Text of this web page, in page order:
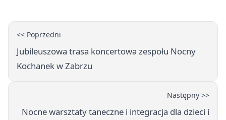
<< Poprzedni
Jubileuszowa trasa koncertowa zespołu Nocny
Kochanek w Zabrzu
Następny >>
Nocne warsztaty taneczne i integracja dla dzieci i